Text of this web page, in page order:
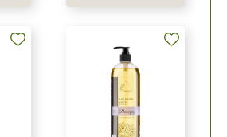
+7 (929) 933-09-89